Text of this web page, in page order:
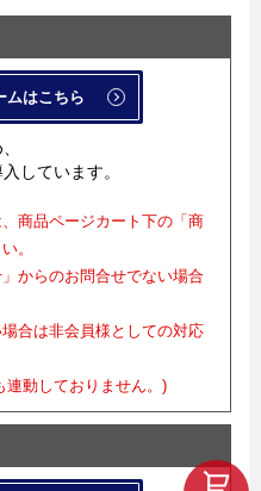
ムはこちら
しています。
商品ページカート下の「商
。
からのお問合せでない場合
合は非会員様としての対応
連動しておりません。)